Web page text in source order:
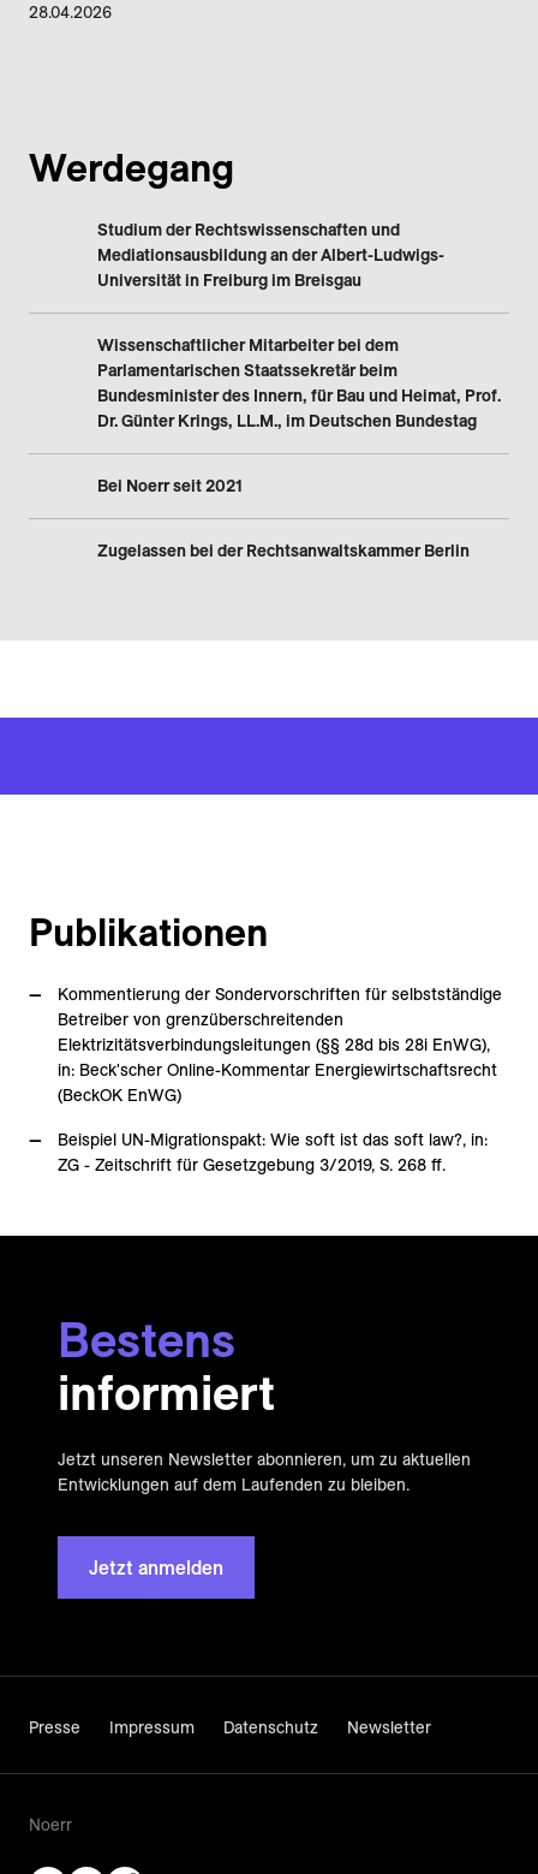
28.04.2026
Werdegang
Studium der Rechtswissenschaften und
Mediationsausbildung an der Albert-Ludwigs-
Universität in Freiburg im Breisgau
Wissenschaftlicher Mitarbeiter bei dem
Parlamentarischen Staatssekretär beim
Bundesminister des Innern, für Bau und Heimat, Prof.
Dr. Günter Krings, LL.M., im Deutschen Bundestag
Bei Noerr seit 2021
Zugelassen bei der Rechtsanwaltskammer Berlin
Publikationen
Kommentierung der Sondervorschriften für selbstständige
Betreiber von grenzüberschreitenden
Elektrizitätsverbindungsleitungen (§§ 28d bis 28i EnWG),
in: Beck'scher Online-Kommentar Energiewirtschaftsrecht
(BeckOK EnWG)
Beispiel UN-Migrationspakt: Wie soft ist das soft law?, in:
ZG - Zeitschrift für Gesetzgebung 3/2019, S. 268 ff.
Bestens
informiert
Jetzt unseren Newsletter abonnieren, um zu aktuellen
Entwicklungen auf dem Laufenden zu bleiben.
Jetzt anmelden
Presse Impressum Datenschutz Newsletter
Noerr